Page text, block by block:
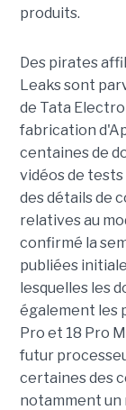
produits.
Des pirates
Leaks sont
de Tata
fabrication
centaines de
vidéos de tests
des détails de
relatives au
confirmé la
publiées
lesquelles les
également les
Pro et 18 Pro
futur
certaines des
notamment un